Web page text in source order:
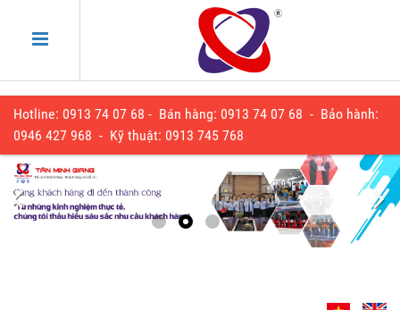
Hotline: 0913 74 07 68 - Bán hàng: 0913 74 07 68 - Bảo hành:
0946 427 968 - Kỹ thuật: 0913 745 768